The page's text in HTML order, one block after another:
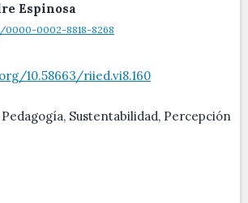
Espinosa
0002-8818-8268
10.58663/riied.vi8.160
Pedagogía, Sustentabilidad, Percepción